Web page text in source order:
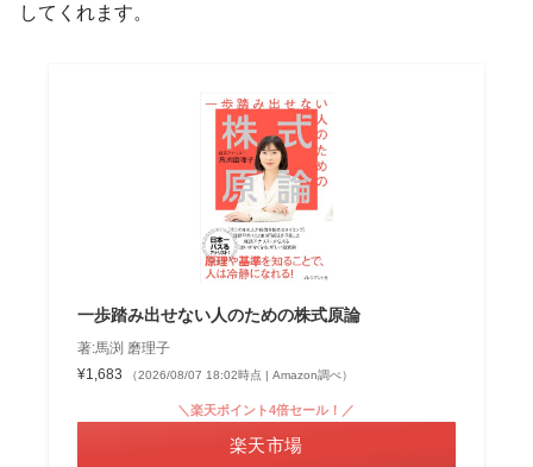
してくれます。
一歩踏み出せない人のための株式原論
著:馬渕 磨理子
¥1,683
（2026/08/07 18:02時点 | Amazon調べ）
＼楽天ポイント4倍セール！／
楽天市場